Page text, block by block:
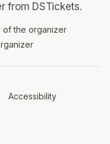
from DSTickets.
tab)
of the organizer
(opens in a new tab)
Accessibility